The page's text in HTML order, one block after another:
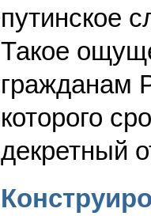
путинское
Такое
гражданам
которого
декретный